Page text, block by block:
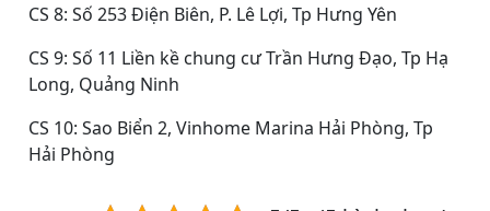
CS 8: Số 253 Điện Biên, P. Lê Lợi, Tp Hưng Yên
CS 9: Số 11 Liền kề chung cư Trần Hưng Đạo, Tp Hạ
Long, Quảng Ninh
CS 10: Sao Biển 2, Vinhome Marina Hải Phòng, Tp
Hải Phòng